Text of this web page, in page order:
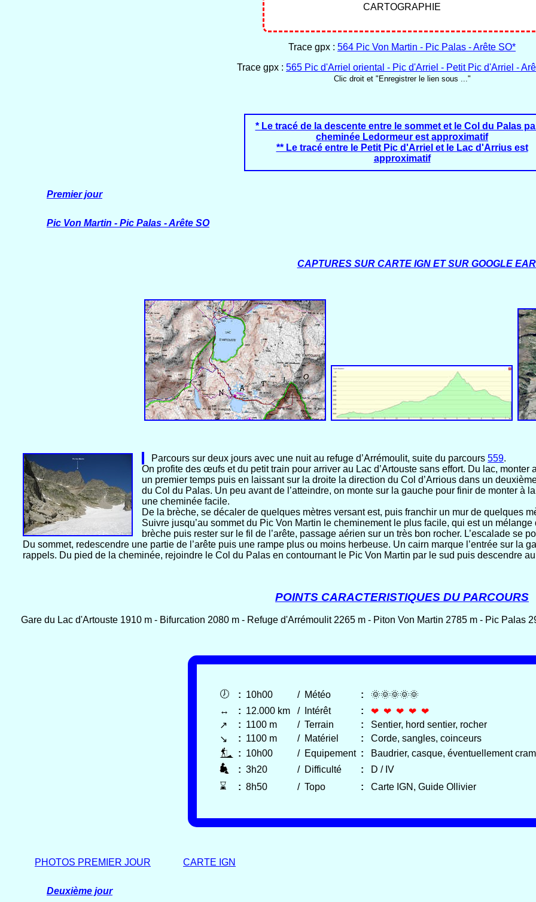
CARTOGRAPH E
Trace gpx : 564 Pic Von Martin - Pic Palas - Arête SO*
Trace gpx : 565 Pic d'Arriel oriental - Pic d'Arriel - Petit Pic d'Arriel -
Clic droit et "Enregistrer le lien sous ..."
* Le tracé de la descente entre le sommet et le Col du Palas
cheminée Ledormeur est approximatif
** Le tracé entre le Petit Pic d'Arriel et le Lac d'Arrius est
approximatif
Premier jour
Pic Von Martin - Pic Palas - Arête SO
CAPTURES SUR CARTE IGN ET SUR GOOGLE
Parcours sur deux jours avec une nuit au refuge d’Arrémoulit, suite du parcours 559.
On profite des œufs et du petit train pour arriver au Lac d’Artouste sans effort. Du lac,
un premier temps puis en laissant sur la droite la direction du Col d’Arrious dans un
du Col du Palas. Un peu avant de l’atteindre, on monte sur la gauche pour finir de monter à
une cheminée facile.
De la brèche, se décaler de quelques mètres versant est, puis franchir un mur de quelques
Suivre jusqu’au sommet du Pic Von Martin le cheminement le plus facile, qui est un
brèche puis rester sur le fil de l’arête, passage aérien sur un très bon rocher. L’escalade se
Du sommet, redescendre une partie de l’arête puis une rampe plus ou moins herbeuse. Un cairn marque l’entrée sur la
rappels. Du pied de la cheminée, rejoindre le Col du Palas en contournant le Pic Von Martin par le sud puis descendre
POINTS CARACTERISTIQUES DU PARCOURS
Gare du Lac d'Artouste 1910 m - Bifurcation 2080 m - Refuge d'Arrémoulit 2265 m - Piton Von Martin 2785 m - Pic Palas
🕖 : 10h00 / Météo :
🌞🌞🌞🌞🌞
↔
: 12.000 km / Intérêt :
❤ ❤ ❤ ❤ ❤
↗
: 1100 m / Terrain :
Sentier, hord sentier, rocher
↘
: 1100 m / Matériel :
Corde, sangles, coinceurs
: 10h00 / Equipement :
Baudrier, casque, éventuellement
: 3h20 / Difficulté :
D / IV
⌛
: 8h50 / Topo : Carte IGN, Guide Ollivier
PHOTOS PREMIER JOUR CARTE IGN
Deuxième jour